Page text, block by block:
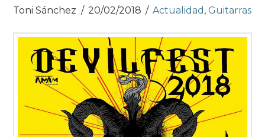
Toni Sánchez 20/02/2018 Actualidad ,Guitarras